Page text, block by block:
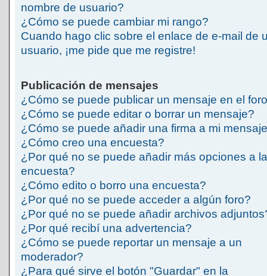
nombre de usuario?
¿Cómo se puede cambiar mi rango?
Cuando hago clic sobre el enlace de e-mail de
usuario, ¡me pide que me registre!
Publicación de mensajes
¿Cómo se puede publicar un mensaje en el
¿Cómo se puede editar o borrar un mensaje?
¿Cómo se puede añadir una firma a mi
¿Cómo creo una encuesta?
¿Por qué no se puede añadir más opciones a la
encuesta?
¿Cómo edito o borro una encuesta?
¿Por qué no se puede acceder a algún foro?
¿Por qué no se puede añadir archivos
¿Por qué recibí una advertencia?
¿Cómo se puede reportar un mensaje a un
moderador?
¿Para qué sirve el botón "Guardar" en la